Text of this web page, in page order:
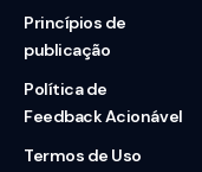
Princípios de
publicação
Política de
Feedback Acionável
Termos de Uso